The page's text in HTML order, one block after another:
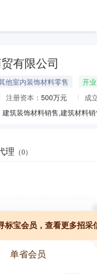
有限公司
他室内装饰材料零售
开业
注册资本： 500万元
成
理 （0）
标宝会员，查看更多招采
单省会员